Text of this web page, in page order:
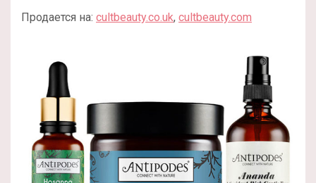
Продается на: cultbeauty.co.uk, cultbeauty.com